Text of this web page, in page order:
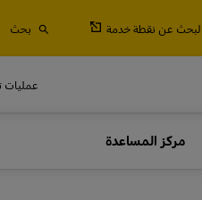
البحث عن نقطة خدمة بحث
عمليات
مركز المساعدة